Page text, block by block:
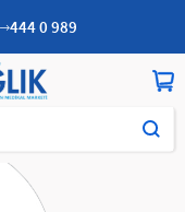
444 0 989